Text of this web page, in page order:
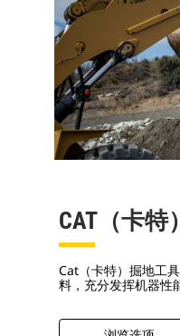
CAT（卡
Cat（卡特）掘地工
料，充分发挥机器性